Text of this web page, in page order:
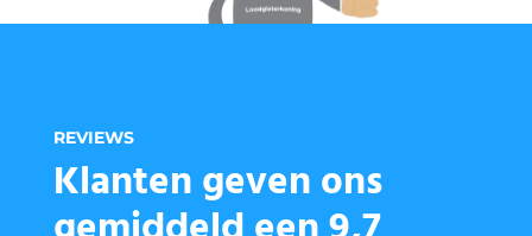
REVIEWS
Klanten geven ons